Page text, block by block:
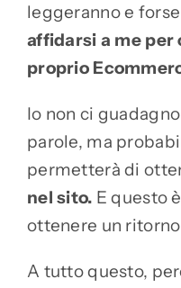
leggeranno e
affidarsi a me per
proprio
Io non ci
parole, ma
permetterà di
nel sito. E questo
ottenere un
A tutto questo,